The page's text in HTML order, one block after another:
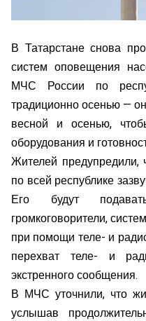
В Татарстане снова
систем оповещения
МЧС России по
традиционно осенью —
весной и осенью,
оборудования и
Жителей предупредили,
по всей республике
Его будут
громкоговорители,
при помощи теле- и
перехват теле- и
экстренного сообщения.
В МЧС уточнили, что
услышав